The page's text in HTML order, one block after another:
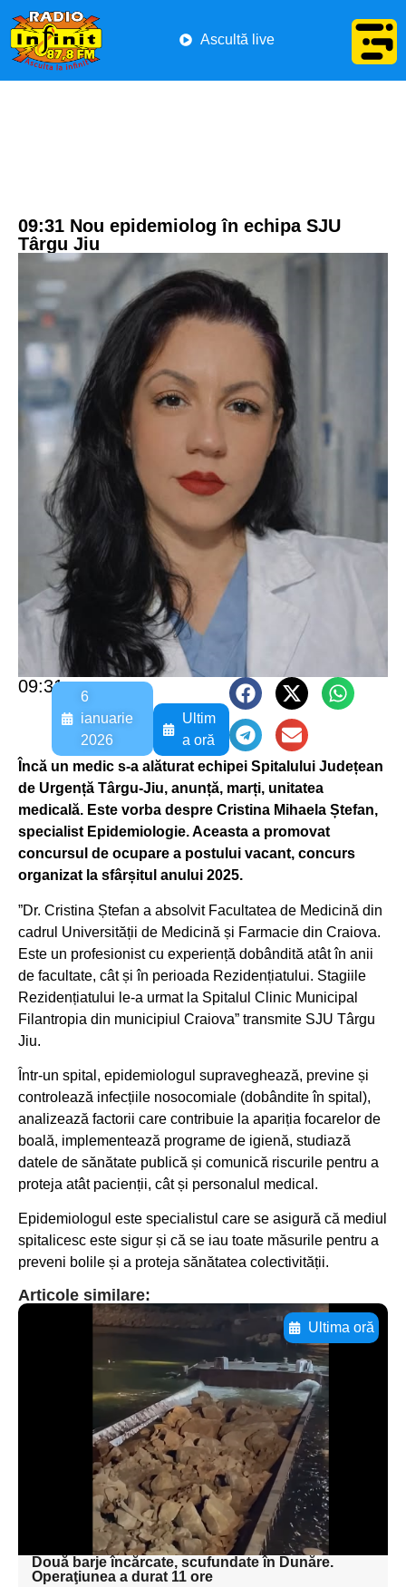
Ascultă live
09:31 Nou epidemiolog în echipa SJU
Târgu Jiu
09:31
6
ianuarie
2026
Ultim
a oră
Încă un medic s-a alăturat echipei Spitalului Județean
de Urgență Târgu-Jiu, anunță, marți, unitatea
medicală. Este vorba despre Cristina Mihaela Ștefan,
specialist Epidemiologie. Aceasta a promovat
concursul de ocupare a postului vacant, concurs
organizat la sfârșitul anului 2025.
”Dr. Cristina Ștefan a absolvit Facultatea de Medicină din
cadrul Universității de Medicină și Farmacie din Craiova.
Este un profesionist cu experiență dobândită atât în anii
de facultate, cât și în perioada Rezidențiatului. Stagiile
Rezidențiatului le-a urmat la Spitalul Clinic Municipal
Filantropia din municipiul Craiova” transmite SJU Târgu
Jiu.
Într-un spital, epidemiologul supraveghează, previne și
controlează infecțiile nosocomiale (dobândite în spital),
analizează factorii care contribuie la apariția focarelor de
boală, implementează programe de igienă, studiază
datele de sănătate publică și comunică riscurile pentru a
proteja atât pacienții, cât și personalul medical.
Epidemiologul este specialistul care se asigură că mediul
spitalicesc este sigur și că se iau toate măsurile pentru a
preveni bolile și a proteja sănătatea colectivității.
Articole similare:
Ultima oră
Adaugă aici textul pentru
subtitluAdaugă aici
textul pentru
subtitluAdaugă aici
textul pentru
subtitluAdaugă aici
textul pentru subti
Două barje încărcate, scufundate în Dunăre.
Operaţiunea a durat 11 ore